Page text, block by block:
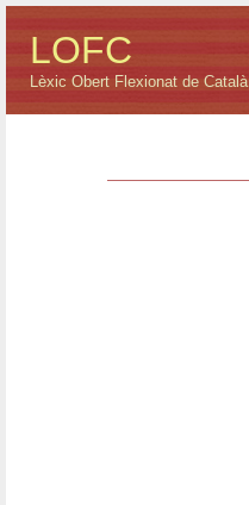
LOFC
Lèxic Obert Flexionat de Català